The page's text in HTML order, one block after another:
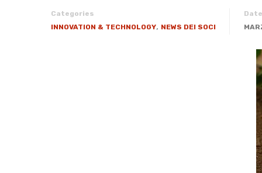
Categories
INNOVATION & TECHNOLOGY, NEWS DEI SOCI
Date